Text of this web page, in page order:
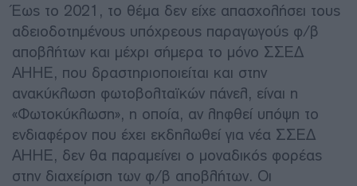
Έως το 2021, το θέμα δεν είχε απασχολήσει τους
αδειοδοτημένους υπόχρεους παραγωγούς φ/β
αποβλήτων και μέχρι σήμερα το μόνο ΣΣΕΔ
ΑΗΗΕ, που δραστηριοποιείται και στην
ανακύκλωση φωτοβολταϊκών πάνελ, είναι η
«Φωτοκύκλωση», η οποία, αν ληφθεί υπόψη το
ενδιαφέρον που έχει εκδηλωθεί για νέα ΣΣΕΔ
ΑΗΗΕ, δεν θα παραμείνει ο μοναδικός φορέας
στην διαχείριση των φ/β αποβλήτων. Οι